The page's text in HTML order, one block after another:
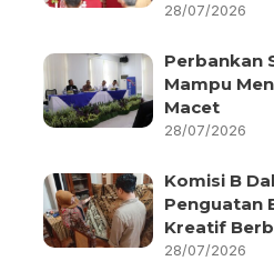
28/07/2026
Perbankan
Mampu
Macet
28/07/2026
Komisi B
Penguatan
Kreatif
28/07/2026